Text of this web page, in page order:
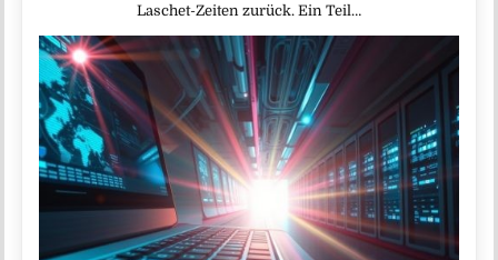
Laschet-Zeiten zurück. Ein Teil…